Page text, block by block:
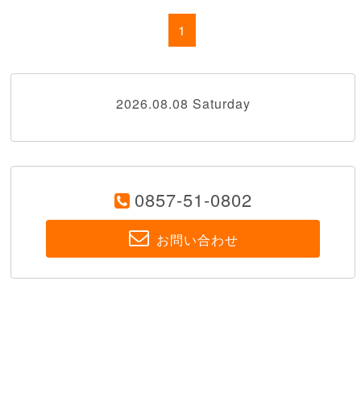
1
2026.08.08 Saturday
0857-51-0802
お問い合わせ